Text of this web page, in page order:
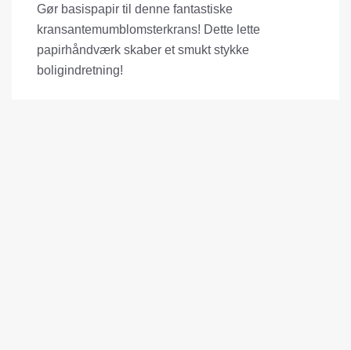
Gør basispapir til denne fantastiske
kransantemumblomsterkrans! Dette lette
papirhåndværk skaber et smukt stykke
boligindretning!